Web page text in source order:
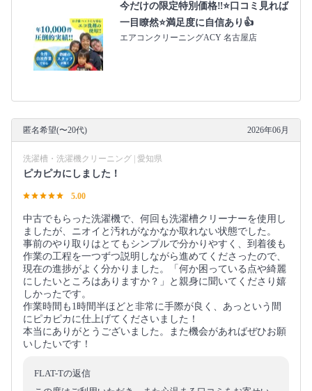
今だけの限定特別価格‼️⭐口コミ見れば
一目瞭然⭐満足度に自信あり👍
エアコンクリーニングACY 名古屋店
匿名希望(〜20代) 2026年06月
洗濯槽・洗濯機クリーニング | 愛知県
ピカピカにしました！
5.00
​中古でもらった洗濯機で、何回も洗濯槽クリーナーを使用し
ましたが、ニオイと汚れがなかなか取れない状態でした。
​事前のやり取りはとてもシンプルで分かりやすく、到着後も
作業の工程を一つずつ説明しながら進めてくださったので、
現在の進捗がよく分かりました。「何か困っている点や綺麗
にしたいところはありますか？」と親身に聞いてくださり嬉
しかったです。
​作業時間も1時間半ほどと非常に手際が良く、あっという間
にピカピカに仕上げてくださいました！
​本当にありがとうございました。また機会があればぜひお願
いしたいです！
FLAT-Tの返信